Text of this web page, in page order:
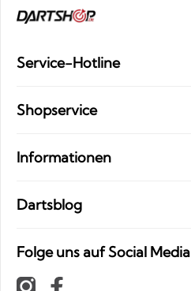
Service-Hotline
Shopservice
Informationen
Dartsblog
Folge uns auf Social Media